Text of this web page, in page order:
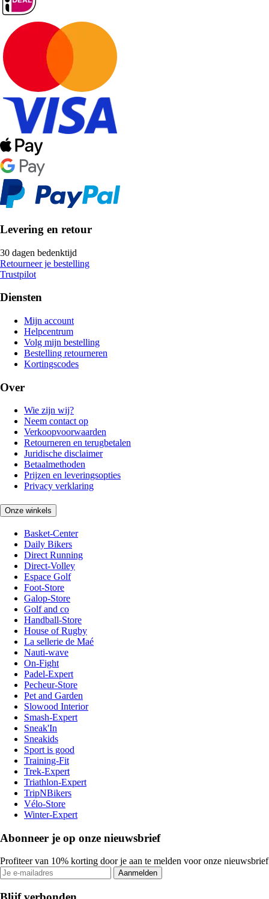
Levering en retour
30 dagen bedenktijd
Retourneer je bestelling
Trustpilot
Diensten
Mijn account
Helpcentrum
Volg mijn bestelling
Bestelling retourneren
Kortingscodes
Over
Wie zijn wij?
Neem contact op
Verkoopvoorwaarden
Retourneren en terugbetalen
Juridische disclaimer
Betaalmethoden
Prijzen en leveringsopties
Privacy verklaring
Onze winkels
Basket-Center
Daily Bikers
Direct Running
Direct-Volley
Espace Golf
Foot-Store
Galop-Store
Golf and co
Handball-Store
House of Rugby
La sellerie de Maé
Nauti-wave
On-Fight
Padel-Expert
Pecheur-Store
Pet and Garden
Slowood Interior
Smash-Expert
Sneak'In
Sneakids
Sport is good
Training-Fit
Trek-Expert
Triathlon-Expert
TripNBikers
Vélo-Store
Winter-Expert
Abonneer je op onze nieuwsbrief
Profiteer van 10% korting door je aan te melden voor onze nieuwsbrief
Aanmelden